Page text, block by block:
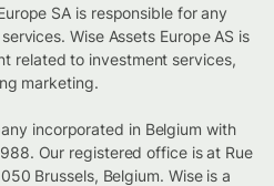
SA is responsible for any
Wise Assets Europe AS is
related to investment services,
marketing.
incorporated in Belgium with
Our registered office is at Rue
Brussels, Belgium. Wise is a